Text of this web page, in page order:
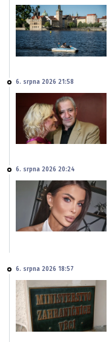
6. srpna 2026 21:58
6. srpna 2026 20:24
6. srpna 2026 18:57